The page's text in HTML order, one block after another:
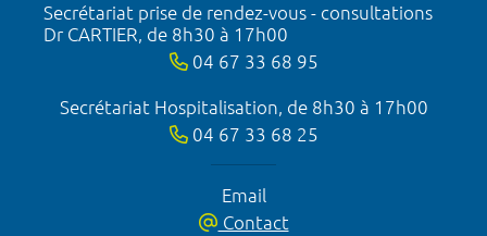
Secrétariat prise de rendez-vous - consultations
Dr CARTIER, de 8h30 à 17h00
04 67 33 68 95
Secrétariat Hospitalisation, de 8h30 à 17h00
04 67 33 68 25
Email
Contact